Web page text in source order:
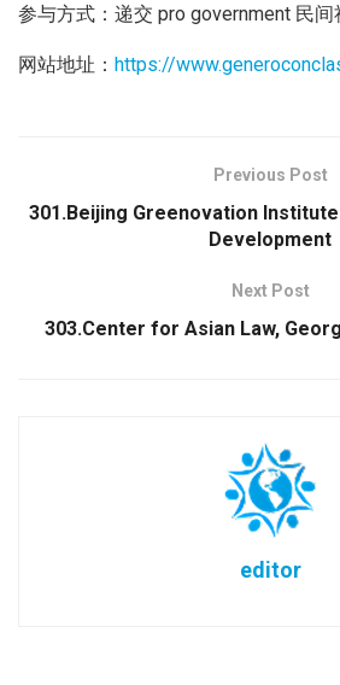
参与方式：递交 pro government 民
网站地址： https://
Previous Post
301.Beijing Greenovation
Development
Next Post
303.Center for Asian Law,
editor